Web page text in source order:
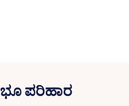
ಭೂ ಪರಿಹಾರ